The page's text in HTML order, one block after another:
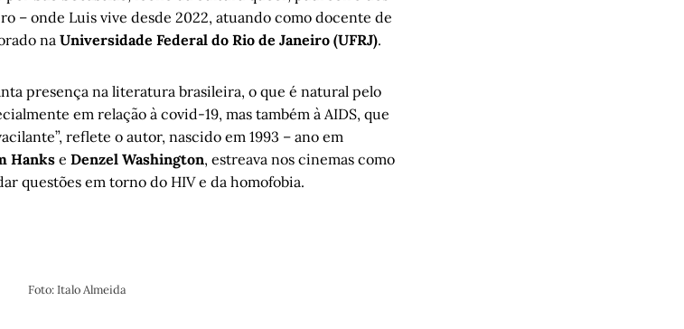
– onde Luis vive desde 2022, atuando como docente de
naUniversidade Federal do Rio de Janeiro (UFRJ).
presença na literatura brasileira, o que é natural pelo
em relação à covid-19, mas também à AIDS, que
reflete o autor, nascido em 1993 – ano em
Hankse Denzel Washington, estreava nos cinemas como
questões em torno do HIV e da homofobia.
Foto: Italo Almeida